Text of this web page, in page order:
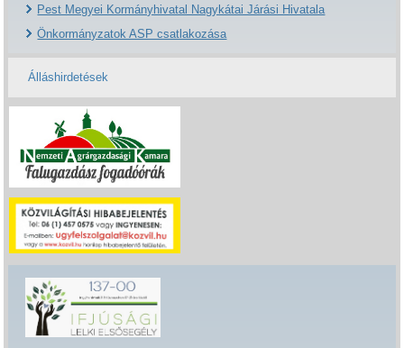
Pest Megyei Kormányhivatal Nagykátai Járási Hivatala
Önkormányzatok ASP csatlakozása
Álláshirdetések